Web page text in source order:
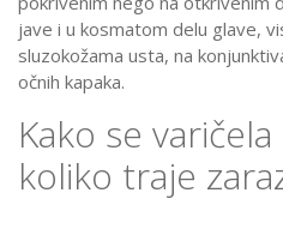
jave i u kosmatom delu glave,
sluzokožama usta, na
očnih kapaka.
Kako se
koliko traje